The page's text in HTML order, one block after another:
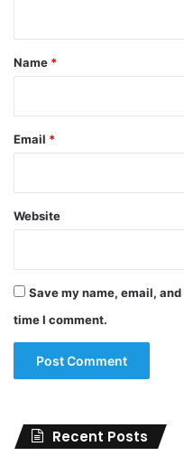
*
Name *
Email *
Website
Save my name, email,
time I comment.
Recent Posts